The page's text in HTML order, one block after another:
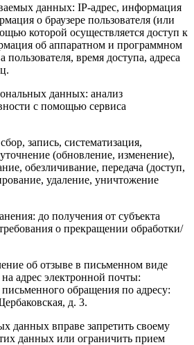
данных: IP-адрес, информация
о браузере пользователя (или
которой осуществляется доступ к
об аппаратном и программном
пользователя, время доступа, адреса
данных: анализ
с помощью сервиса
запись, систематизация,
(обновление, изменение),
обезличивание, передача (доступ,
удаление, уничтожение
до получения от субъекта
о прекращении обработки/
об отзыве в письменном виде
адрес электронной почты:
обращения по адресу:
д. 3.
данных вправе запретить своему
данных или ограничить прием